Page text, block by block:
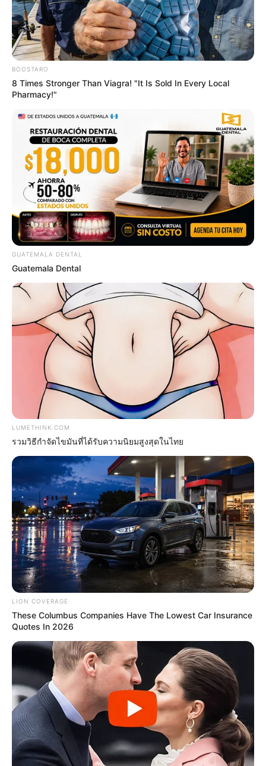
ราศีเมถุน (15 มิถุนายน – 15 กรกฎาคม)
ปีนี้นับเป็นช่วงทองของชาวราศีเมถุนเลยทีเดียว “ไพ่พระ
ตรีมูรติ” และ “ไพ่ราชาแห่งเหรียญ”
เงินทองไหลมาเทมา
หยิบจับอะไรก็ขึ้น เป็นเงินเป็นทองไปทุกเรื่อง ถ้ากำลังมี
โครงการในใจ ให้รีบสานต่อให้เสร็จ เหมาะในการเสี่ยงการ
ลงทุน เล่นหุ้นได้ข้อมูลที่ถูกต้อง
ปลายปีมีลาภฟลุ้คๆ คนที่เคยชวยเหลือจะกลับมาตอบแทน
เดินทางไกลดีมีโชคลาภ การทำงานสบายมาก ไม่ว่างาน
เล็กงานใหญ่ ถ้าได้ผ่านมือคุณทุกอย่างไม่มีปัญหา ได้รับ
ความไว้วางใจจากผู้บังคับบัญชา กลางปีมีข่าวดีเกี่ยวกับงาน
มีการปรับเปลี่ยนตำแหน่งดีขึ้น
ความรักเฮฮา ปาร์ตี้ ได้เพื่อนใหม่ คนโสดได้ปิ๊งแน่ ช่วงนี้ลุก
ขึ้นมาแต่งตัวนิดหน่อยก็เสน่ห์แรงแล้ว ส่วนที่มีคู่ได้สวีทให้
ชื่นใจ
BOOSTARO
8 Times Stronger Than Viagra! "It Is Sold In Every Local
Pharmacy!"
GUATEMALA DENTAL
Guatemala Dental
LUMETHINK.COM
รวมวิธีกำจัดไขมันที่ได้รับความนิยมสูงสุดในไทย
LION COVERAGE
These Columbus Companies Have The Lowest Car Insurance
Quotes In 2026